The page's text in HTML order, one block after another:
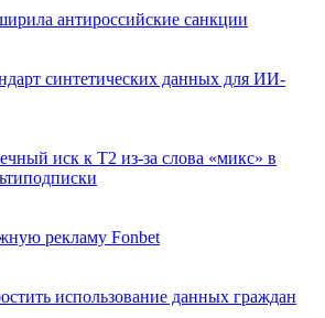
антироссийские санкции
синтетических данных для ИИ-
иск к Т2 из-за слова «микс» в
рекламу Fonbet
использование данных граждан